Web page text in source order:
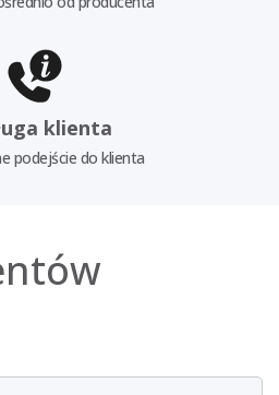
klienta
podejście do klienta